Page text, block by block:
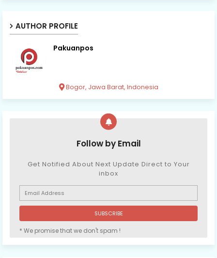
AUTHOR PROFILE
Pakuanpos
Bogor, Jawa Barat, Indonesia
Follow by Email
Get Notified About Next Update Direct to Your
inbox
* We promise that we don't spam !